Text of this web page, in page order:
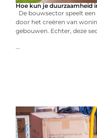
Hoe kun je duurzaamheid
De bouwsector speelt
door het creëren van
gebouwen. Echter, deze
...